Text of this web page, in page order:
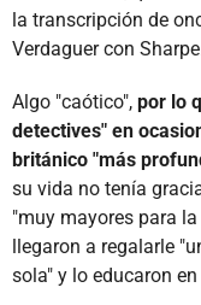
la transcripción de
Verdaguer con
Algo "caótico", por lo
detectives" en
británico "más
su vida no tenía
"muy mayores para
llegaron a regalarle
sola" y lo educaron